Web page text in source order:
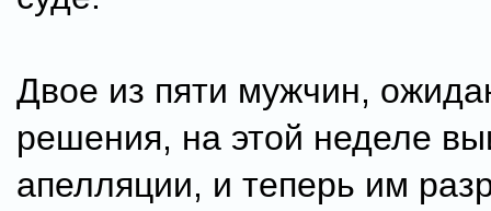
Двое из пяти мужчин,
решения, на этой неделе
апелляции, и теперь им